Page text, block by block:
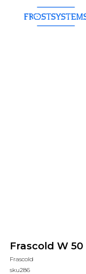
Frascold W 50
Frascold
sku286